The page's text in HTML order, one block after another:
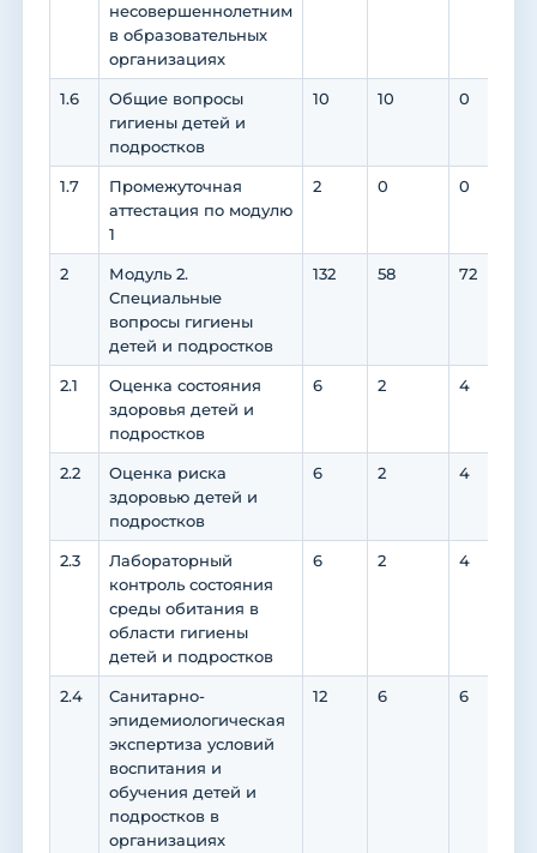
несовершеннолетним
в образовательных
организациях
1.6
Общие вопросы
гигиены детей и
подростков
10 10 0
1.7
Промежуточная
аттестация по модулю
1
2 0 0
2
Модуль 2.
Специальные
вопросы гигиены
детей и подростков
132 58 72
2.1
Оценка состояния
здоровья детей и
подростков
6 2 4
2.2
Оценка риска
здоровью детей и
подростков
6 2 4
2.3
Лабораторный
контроль состояния
среды обитания в
области гигиены
детей и подростков
6 2 4
2.4
Санитарно-
эпидемиологическая
экспертиза условий
воспитания и
обучения детей и
подростков в
организациях
12 6 6